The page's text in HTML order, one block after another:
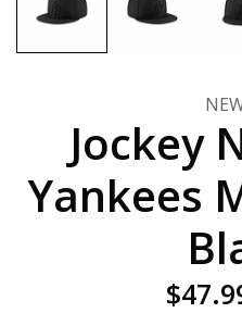
Jockey
Yankees